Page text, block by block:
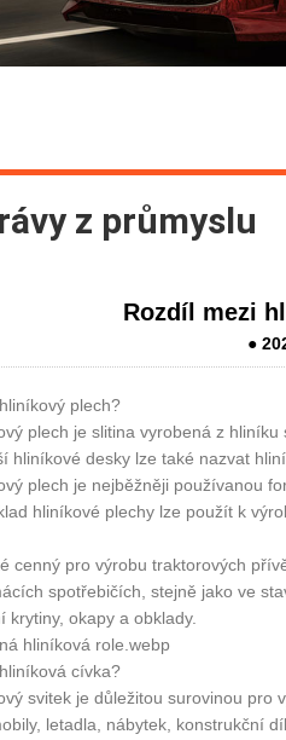
z průmyslu
Rozdíl mezi
●
plech?
plech je slitina vyrobená z
hliníkové desky lze také nazvat
plech je nejběžněji používanou
hliníkové plechy lze použít k
cenný pro výrobu traktorových
spotřebičích, stejně jako ve
krytiny, okapy a obklady.
hliníková role.webp
cívka?
svitek je důležitou surovinou pro
letadla, nábytek, konstrukční